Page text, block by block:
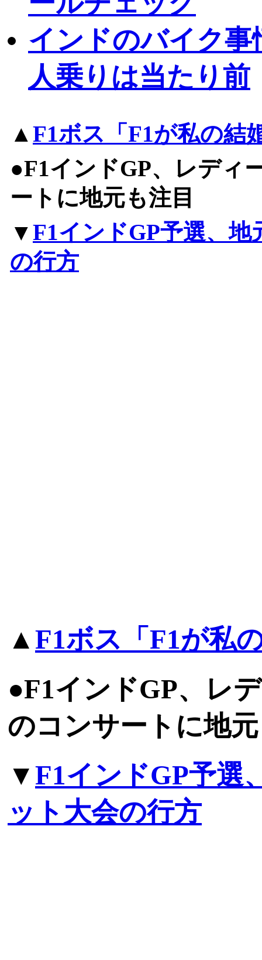
インドのバイク
人乗りは当たり前
▲ F1ボス「F1が私の結
●F1インドGP、レディ
ートに地元も注目
▼F1インドGP予選、
の行方
▲F1ボス「F1が私
●F1インドGP、レ
のコンサートに地
▼F1インドGP予選
ット大会の行方